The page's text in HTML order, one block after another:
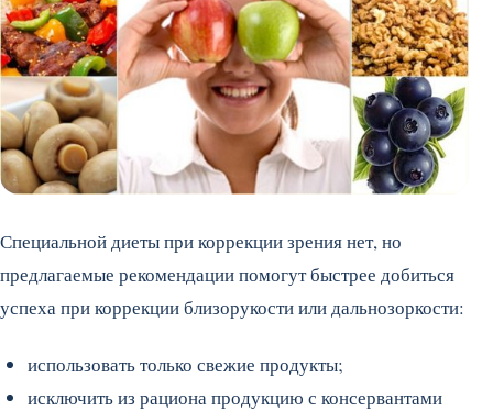
Специальной диеты при коррекции зрения нет, но
предлагаемые рекомендации помогут быстрее добиться
успеха при коррекции близорукости или дальнозоркости:
использовать только свежие продукты;
исключить из рациона продукцию с консервантами